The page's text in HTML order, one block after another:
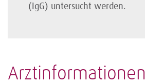
(IgG) untersucht werden.
Arztinformationen